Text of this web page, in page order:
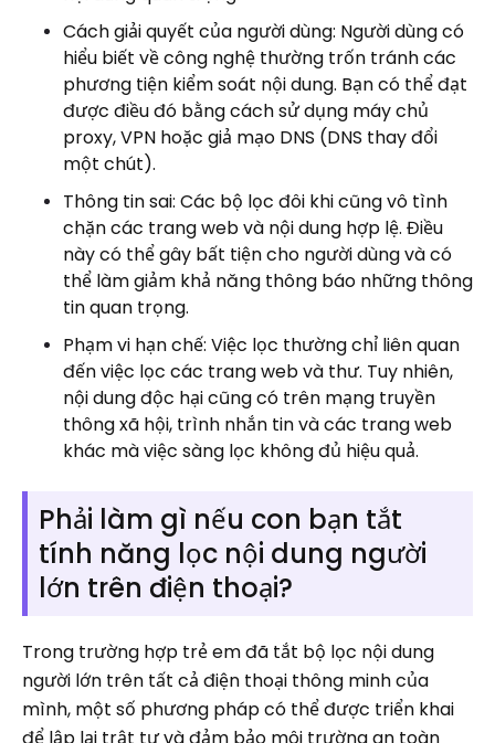
Cách giải quyết của người dùng: Người dùng có
hiểu biết về công nghệ thường trốn tránh các
phương tiện kiểm soát nội dung. Bạn có thể đạt
được điều đó bằng cách sử dụng máy chủ
proxy, VPN hoặc giả mạo DNS (DNS thay đổi
một chút).
Thông tin sai: Các bộ lọc đôi khi cũng vô tình
chặn các trang web và nội dung hợp lệ. Điều
này có thể gây bất tiện cho người dùng và có
thể làm giảm khả năng thông báo những thông
tin quan trọng.
Phạm vi hạn chế: Việc lọc thường chỉ liên quan
đến việc lọc các trang web và thư. Tuy nhiên,
nội dung độc hại cũng có trên mạng truyền
thông xã hội, trình nhắn tin và các trang web
khác mà việc sàng lọc không đủ hiệu quả.
Phải làm gì nếu con bạn tắt
tính năng lọc nội dung người
lớn trên điện thoại?
Trong trường hợp trẻ em đã tắt bộ lọc nội dung
người lớn trên tất cả điện thoại thông minh của
mình, một số phương pháp có thể được triển khai
để lập lại trật tự và đảm bảo môi trường an toàn